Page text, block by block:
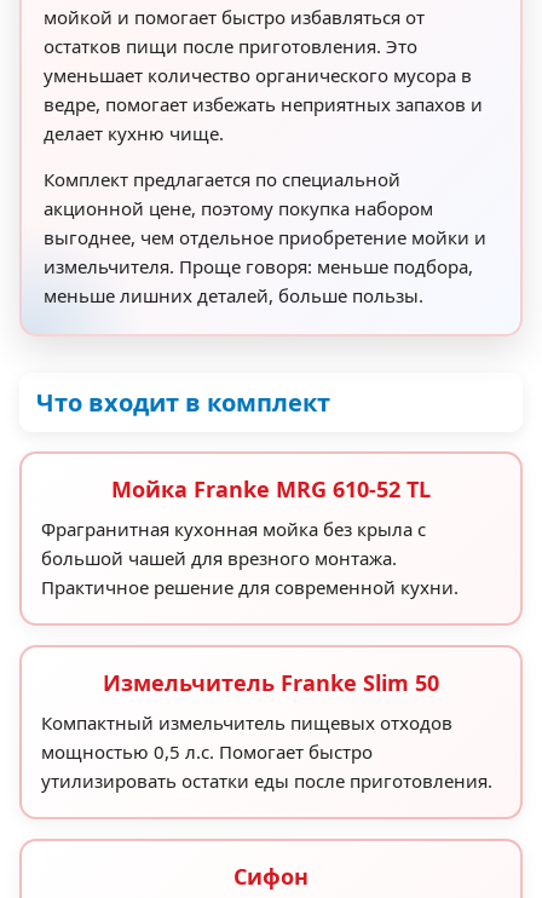
мойкой и помогает быстро избавляться от
остатков пищи после приготовления. Это
уменьшает количество органического мусора в
ведре, помогает избежать неприятных запахов и
делает кухню чище.
Комплект предлагается по специальной
акционной цене, поэтому покупка набором
выгоднее, чем отдельное приобретение мойки и
измельчителя. Проще говоря: меньше подбора,
меньше лишних деталей, больше пользы.
Что входит в комплект
Мойка Franke MRG 610-52 TL
Фрагранитная кухонная мойка без крыла с
большой чашей для врезного монтажа.
Практичное решение для современной кухни.
Измельчитель Franke Slim 50
Компактный измельчитель пищевых отходов
мощностью 0,5 л.с. Помогает быстро
утилизировать остатки еды после приготовления.
Сифон